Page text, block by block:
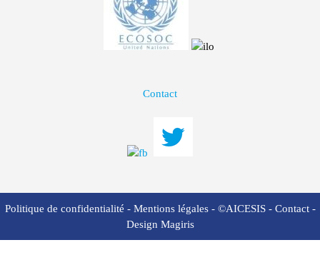
Contact
Politique de confidentialité - Mentions légales- ©AICESIS - Contact-
Design Magiris